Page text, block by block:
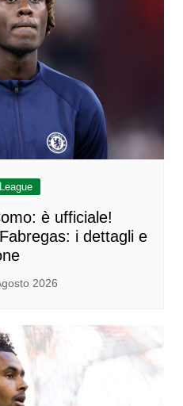
è ufficiale!
i dettagli e
2026